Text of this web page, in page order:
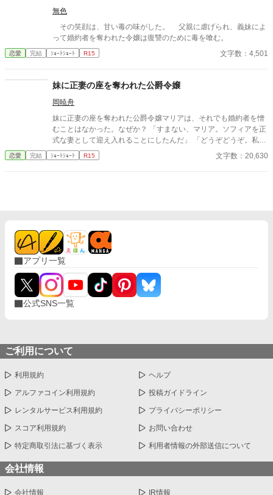
無色
その笑顔は、甘い毒の味がした。 父親に虐げられ、義妹によ
って婚約者を奪われた令嬢は復讐のために毒を喰む。
恋愛 完結 ｼｮｰﾄｼｮｰﾄ R15 文字数：4,501
妹に正妻の座を奪われた公爵令嬢
岡暁舟
妹に正妻の座を奪われた公爵令嬢マリアは、それでも婚約者を憎
むことはなかった。なぜか？ 「すまない、マリア。ソフィアを正
式な妻として迎え入れることにしたんだ」 「どうぞどうぞ。私は
何も気にしませんから……」 マリアは妹のソフィアを祝福した。
だが当然、不気味な未来の陰が少しずつ歩み寄っていた。
恋愛 完結 ｼｮｰﾄｼｮｰﾄ R15 文字数：20,630
アプリ一覧
公式SNS一覧
ご利用について
利用規約 ヘルプ
アルファコイン利用規約 投稿ガイドライン
レンタルサービス利用規約 プライバシーポリシー
スコア利用規約 お問い合わせ
特定商取引法に基づく表示 利用者情報の外部送信について
会社情報
会社情報 IR情報